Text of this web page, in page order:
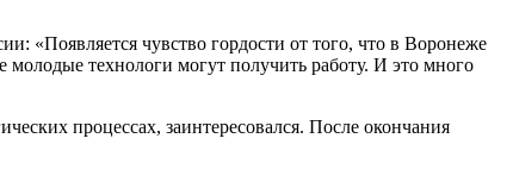
«Появляется чувство гордости от того, что в Воронеже
молодые технологи могут получить работу. И это много
процессах, заинтересовался. После окончания